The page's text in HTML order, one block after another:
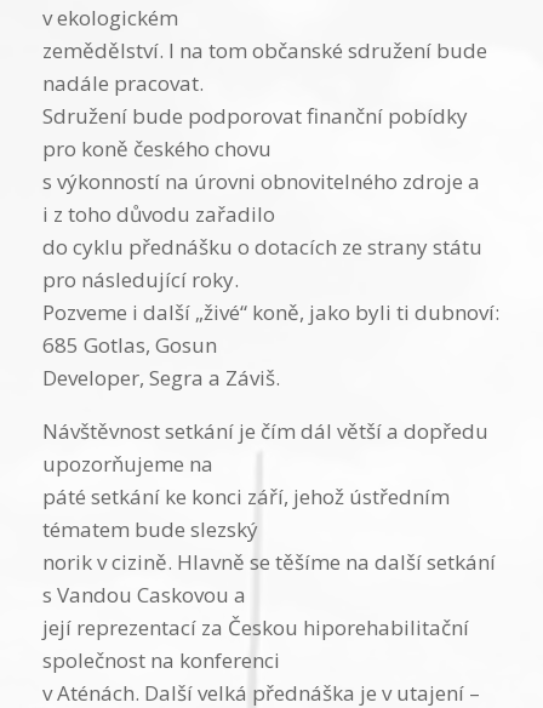
v ekologickém
zemědělství. I na tom občanské sdružení bude
nadále pracovat.
Sdružení bude podporovat finanční pobídky
pro koně českého chovu
s výkonností na úrovni obnovitelného zdroje a
i z toho důvodu zařadilo
do cyklu přednášku o dotacích ze strany státu
pro následující roky.
Pozveme i další „živé“ koně, jako byli ti dubnoví:
685 Gotlas, Gosun
Developer, Segra a Záviš.
Návštěvnost setkání je čím dál větší a dopředu
upozorňujeme na
páté setkání ke konci září, jehož ústředním
tématem bude slezský
norik v cizině. Hlavně se těšíme na další setkání
s Vandou Caskovou a
její reprezentací za Českou hiporehabilitační
společnost na konferenci
v Aténách. Další velká přednáška je v utajení –